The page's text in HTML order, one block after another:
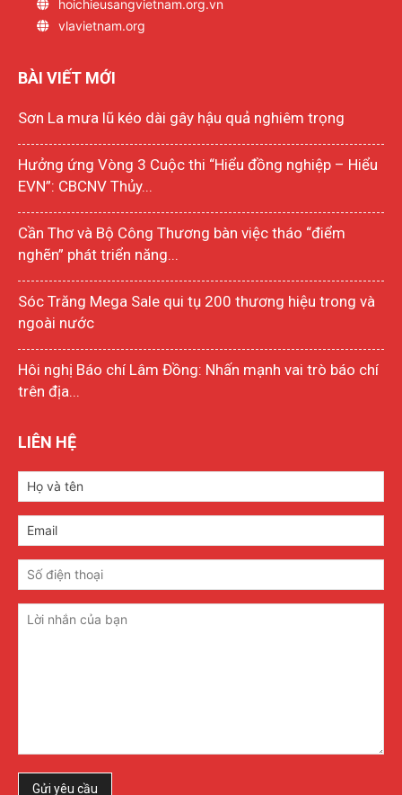
hoichieusangvietnam.org.vn
vlavietnam.org
BÀI VIẾT MỚI
Sơn La mưa lũ kéo dài gây hậu quả nghiêm trọng
Hưởng ứng Vòng 3 Cuộc thi “Hiểu đồng nghiệp – Hiểu
EVN”: CBCNV Thủy...
Cần Thơ và Bộ Công Thương bàn việc tháo “điểm
nghẽn” phát triển năng...
Sóc Trăng Mega Sale qui tụ 200 thương hiệu trong và
ngoài nước
Hôi nghị Báo chí Lâm Đồng: Nhấn mạnh vai trò báo chí
trên địa...
LIÊN HỆ